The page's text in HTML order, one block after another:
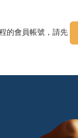
的會員帳號，請先